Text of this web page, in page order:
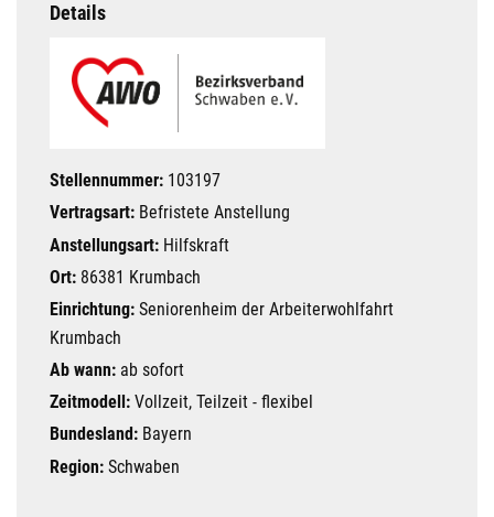
Details
Stellennummer: 103197
Vertragsart: Befristete Anstellung
Anstellungsart: Hilfskraft
Ort: 86381 Krumbach
Einrichtung: Seniorenheim der Arbeiterwohlfahrt
Krumbach
Ab wann: ab sofort
Zeitmodell: Vollzeit, Teilzeit - flexibel
Bundesland: Bayern
Region: Schwaben